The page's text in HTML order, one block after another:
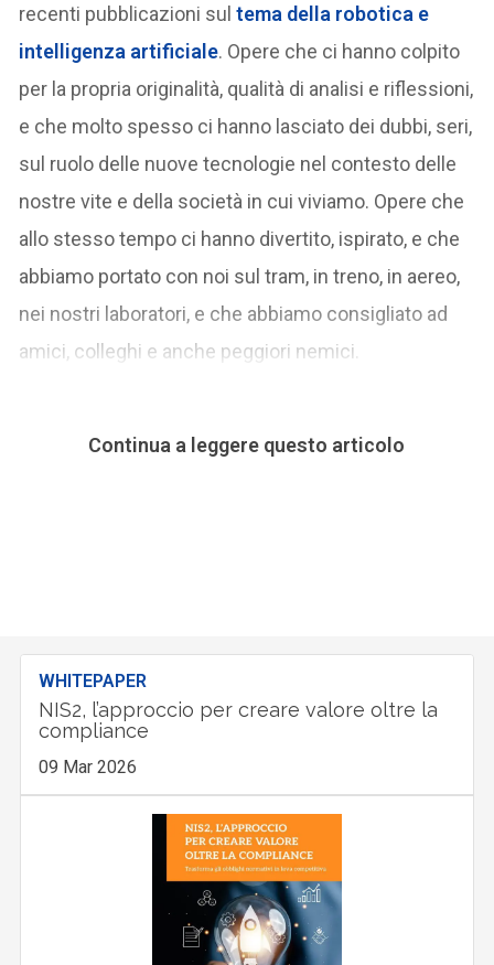
recenti pubblicazioni sultema della robotica e
intelligenza artificiale. Opere che ci hanno colpito
per la propria originalità, qualità di analisi e riflessioni,
e che molto spesso ci hanno lasciato dei dubbi, seri,
sul ruolo delle nuove tecnologie nel contesto delle
nostre vite e della società in cui viviamo. Opere che
allo stesso tempo ci hanno divertito, ispirato, e che
abbiamo portato con noi sul tram, in treno, in aereo,
nei nostri laboratori, e che abbiamo consigliato ad
amici, colleghi e anche peggiori nemici.
Continua a leggere questo articolo
WHITEPAPER
NIS2, l’approccio per creare valore oltre la
compliance
09 Mar 2026